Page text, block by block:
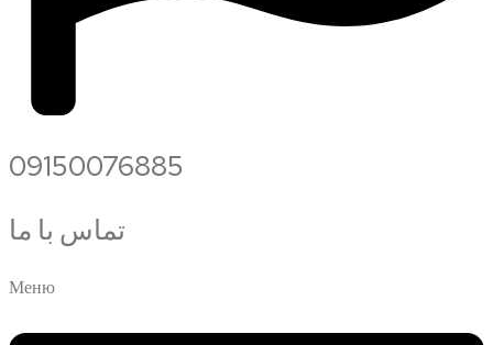
09150076885
تماس با ما
Меню